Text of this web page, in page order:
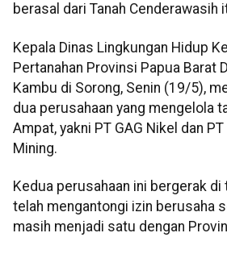
berasal dari Tanah Cenderawasih
Kepala Dinas Lingkungan Hidup
Pertanahan Provinsi Papua Barat
Kambu di Sorong, Senin (19/5),
dua perusahaan yang mengelola
Ampat, yakni PT GAG Nikel dan
Mining.
Kedua perusahaan ini bergerak di
telah mengantongi izin berusaha
masih menjadi satu dengan